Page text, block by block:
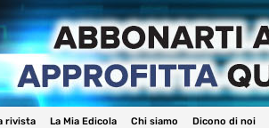
rivista La Mia Edicola Chi siamo Dicono di noi